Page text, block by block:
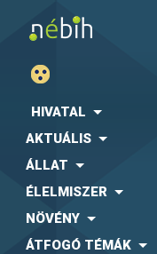
HIVATAL
AKTUÁLIS
ÁLLAT
ÉLELMISZER
NÖVÉNY
ÁTFOGÓ TÉMÁK